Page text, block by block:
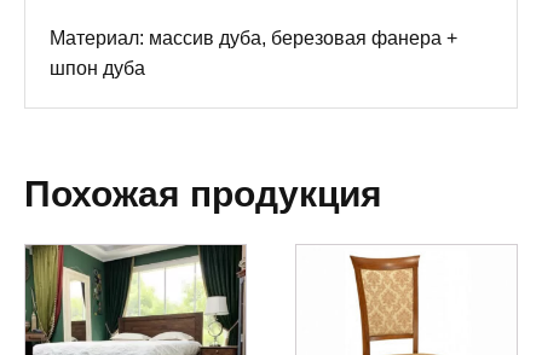
Материал: массив дуба, березовая фанера +
шпон дуба
Похожая продукция